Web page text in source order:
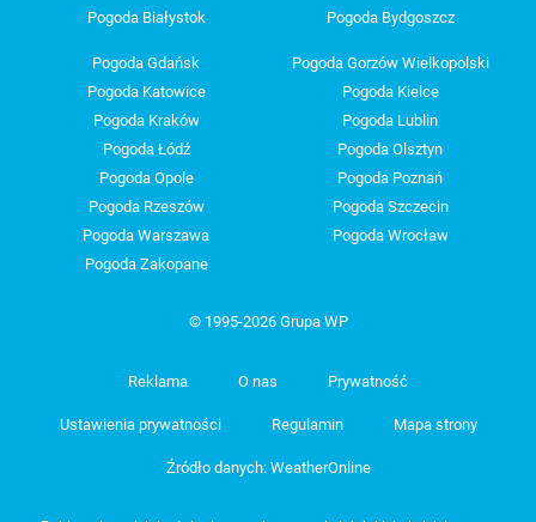
Pogoda Białystok Pogoda Bydgoszcz
Pogoda Gdańsk
Pogoda Gorzów Wielkopolski
Pogoda Katowice
Pogoda Kielce
Pogoda Kraków
Pogoda Lublin
Pogoda Łódź
Pogoda Olsztyn
Pogoda Opole
Pogoda Poznań
Pogoda Rzeszów
Pogoda Szczecin
Pogoda Warszawa
Pogoda Wrocław
Pogoda Zakopane
© 1995-2026 Grupa WP
Reklama O nas Prywatność
Ustawienia prywatności Regulamin Mapa strony
Źródło danych: WeatherOnline